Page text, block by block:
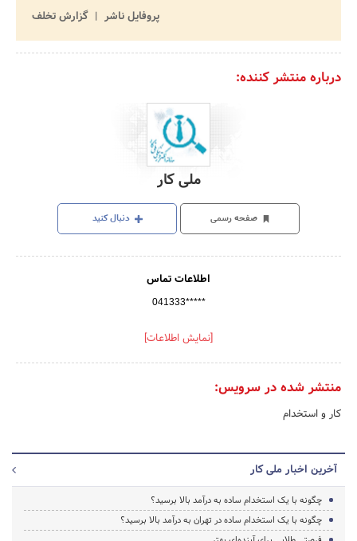
پروفایل ناشر
گزارش تخلف
درباره منتشر کننده:
ملی کار
صفحه رسمی دنبال کنید
اطلاعات تماس
041333*****
[نمایش اطلاعات]
منتشر شده در سرویس:
کار و استخدام
آخرین اخبار ملی کار
چگونه با یک استخدام ساده به درآمد بالا برسید؟
چگونه با یک استخدام ساده در تهران به درآمد بالا برسید؟